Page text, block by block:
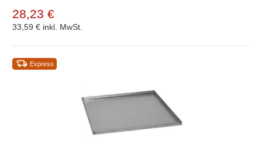
28,23 €
33,59 € inkl. MwSt.
Express